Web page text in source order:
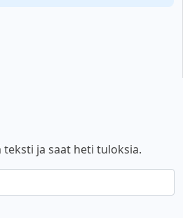
ja saat heti tuloksia.